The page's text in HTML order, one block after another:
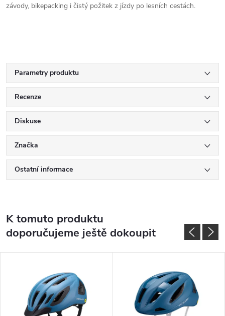
závody, bikepacking i čistý požitek z jízdy po lesních cestách.
Parametry produktu
Recenze
Diskuse
Značka
Ostatní informace
K tomuto produktu
doporučujeme ještě dokoupit